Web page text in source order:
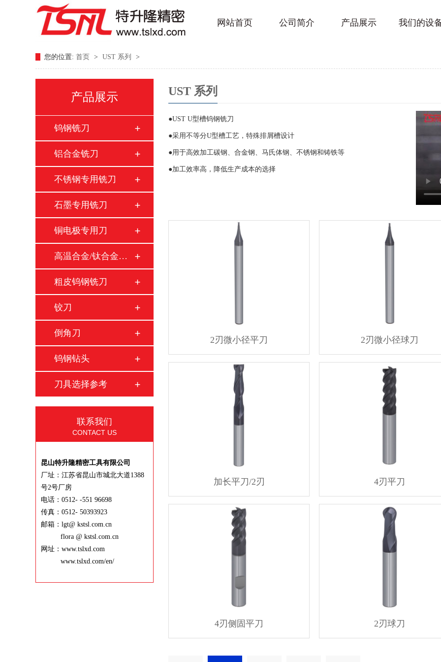
网站首页 公司简介 产品展示 我们的设
您的位置: 首页 > UST 系列 >
产品展示
钨钢铣刀
铝合金铣刀
不锈钢专用铣刀
石墨专用铣刀
铜电极专用刀
高温合金/钛合金铣…
粗皮钨钢铣刀
铰刀
倒角刀
钨钢钻头
刀具选择参考
联系我们
CONTACT US
昆山特升隆精密工具有限公司
厂址：江苏省昆山市城北大道1388
号2号厂房
电话：0512- -551 96698
传真：0512- 50393923
邮箱：lgt@ kstsl.com.cn
flora @ kstsl.com.cn
网址：www.tslxd.com
www.tslxd.com/en/
UST 系列
●UST U型槽钨钢铣刀
●采用不等分U型槽工艺，特殊排屑槽设计
●用于高效加工碳钢、合金钢、马氏体钢、不锈钢和铸铁等
●加工效率高，降低生产成本的选择
2刃微小径平刀 2刃微小径球刀
加长平刀/2刃 4刃平刀
4刃侧固平刀 2刃球刀